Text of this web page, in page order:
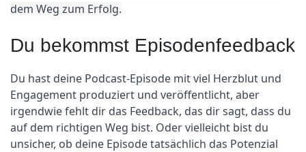
dem Weg zum Erfolg.
Du bekommst Episodenfeedback
Du hast deine Podcast-Episode mit viel Herzblut und
Engagement produziert und veröffentlicht, aber
irgendwie fehlt dir das Feedback, das dir sagt, dass du
auf dem richtigen Weg bist. Oder vielleicht bist du
unsicher, ob deine Episode tatsächlich das Potenzial